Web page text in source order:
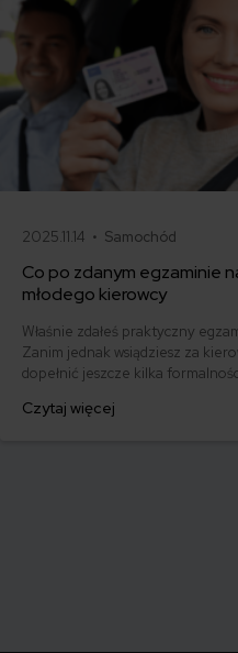
2025.11.14 • Samochód
Co po zdanym egzaminie
młodego kierowcy
Właśnie zdałeś praktyczny
Zanim jednak wsiądziesz za
dopełnić jeszcze kilka
którym szybko załatwisz sprawy
Czytaj więcej